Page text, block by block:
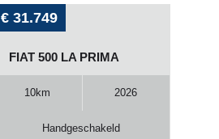
€ 31.749
FIAT 500 LA PRIMA
10km 2026
Handgeschakeld